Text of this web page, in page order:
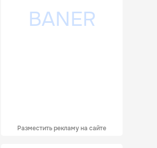
Разместить рекламу на сайте